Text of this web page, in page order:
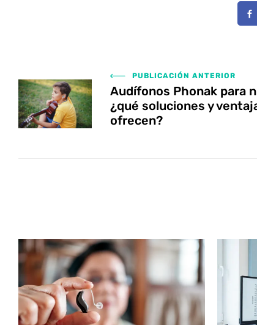
PUBLICACIÓN ANTERIOR
Audífonos Phonak para
¿qué soluciones y
ofrecen?